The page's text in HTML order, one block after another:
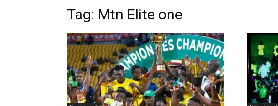
Tag: Mtn Elite one